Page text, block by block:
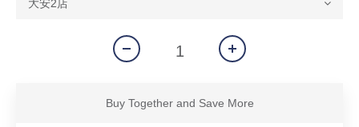
Buy Together and Save More